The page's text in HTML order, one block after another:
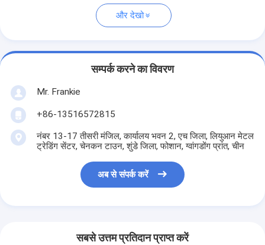
और देखो
सम्पर्क करने का विवरण
Mr. Frankie
+86-13516572815
नंबर 13-17 तीसरी मंजिल, कार्यालय भवन 2, एच जिला, लियुआन मेटल
ट्रेडिंग सेंटर, चेनकन टाउन, शुंडे जिला, फोशान, ग्वांगडोंग प्रांत, चीन
अब से संपर्क करें
सबसे उत्तम प्रतिदान प्राप्त करें